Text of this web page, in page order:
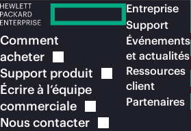
Comment
acheter
Support produit
Écrire à l’équipe
commerciale
Nouscontacter
Entreprise
Support
Événements
et actualités
Ressources
client
Partenaires